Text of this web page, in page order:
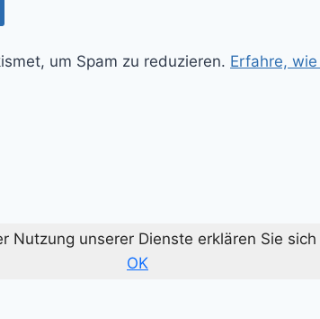
um Spam zu reduzieren. Erfahre,
Nutzung unserer Dienste erklären Sie
OK